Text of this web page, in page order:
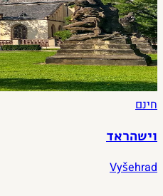
חינם
וישהראד
Vyšehrad